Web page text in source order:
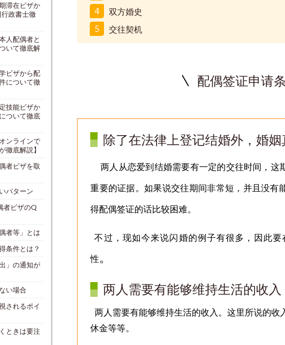
4
双方婚史
5
交往契机
配偶签证申请
除了在法律上登记结婚外，婚
两人从恋爱到结婚需要有一定的交往时间，这
重要的证据。如果说交往期间非常短，并且没有
得配偶签证的话比较困难。
不过， 现如今来说闪婚的例子有很多，因此
性。
两人需要有能够维持生活的收入
两人需要有能够维持生活的收入。这里所说的
休金等等。
滞在ビザか
政書士徹
人配偶者と
いて徹底解
ビザから配
について徹
技能ビザか
ついて徹底
ンラインで
徹底解説】
者ビザを取
パターン
者ビザのQ
者等」とは
条件とは？
」の通知が
い場合
されるポイ
ときは要注